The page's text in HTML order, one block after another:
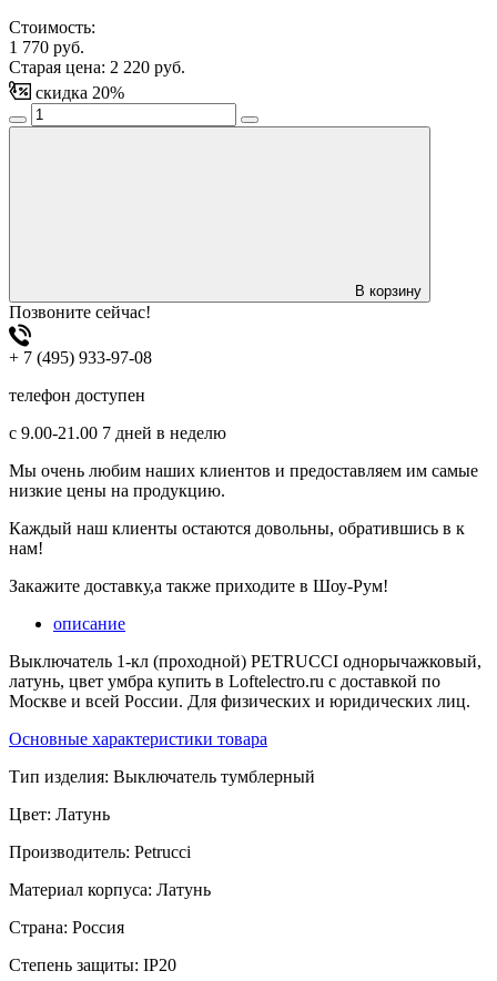
Стоимость:
1 770 руб.
Старая цена: 2 220 руб.
скидка 20%
В корзину
Позвоните сейчас!
+ 7 (495) 933-97-08
телефон доступен
с 9.00-21.00 7 дней в неделю
Мы очень любим наших клиентов и предоставляем им самые
низкие цены на продукцию.
Каждый наш клиенты остаются довольны, обратившись в к
нам!
Закажите доставку,а также приходите в Шоу-Рум!
описание
Выключатель 1-кл (проходной) PETRUCCI однорычажковый,
латунь, цвет умбра купить в Loftelectro.ru c доставкой по
Москве и всей России. Для физических и юридических лиц.
Основные характеристики товара
Тип изделия: Выключатель тумблерный
Цвет: Латунь
Производитель: Petrucci
Материал корпуса: Латунь
Страна: Россия
Степень защиты: IP20